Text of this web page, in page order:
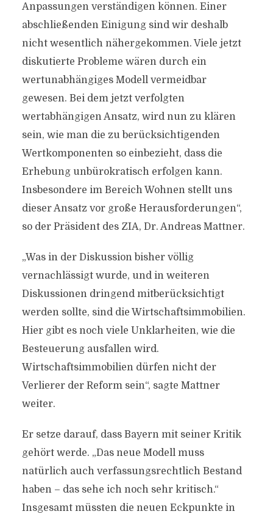
Anpassungen verständigen können. Einer
abschließenden Einigung sind wir deshalb
nicht wesentlich nähergekommen. Viele jetzt
diskutierte Probleme wären durch ein
wertunabhängiges Modell vermeidbar
gewesen. Bei dem jetzt verfolgten
wertabhängigen Ansatz, wird nun zu klären
sein, wie man die zu berücksichtigenden
Wertkomponenten so einbezieht, dass die
Erhebung unbürokratisch erfolgen kann.
Insbesondere im Bereich Wohnen stellt uns
dieser Ansatz vor große Herausforderungen“,
so der Präsident des ZIA, Dr. Andreas Mattner.
„Was in der Diskussion bisher völlig
vernachlässigt wurde, und in weiteren
Diskussionen dringend mitberücksichtigt
werden sollte, sind die Wirtschaftsimmobilien.
Hier gibt es noch viele Unklarheiten, wie die
Besteuerung ausfallen wird.
Wirtschaftsimmobilien dürfen nicht der
Verlierer der Reform sein“, sagte Mattner
weiter.
Er setze darauf, dass Bayern mit seiner Kritik
gehört werde. „Das neue Modell muss
natürlich auch verfassungsrechtlich Bestand
haben – das sehe ich noch sehr kritisch.“
Insgesamt müssten die neuen Eckpunkte in